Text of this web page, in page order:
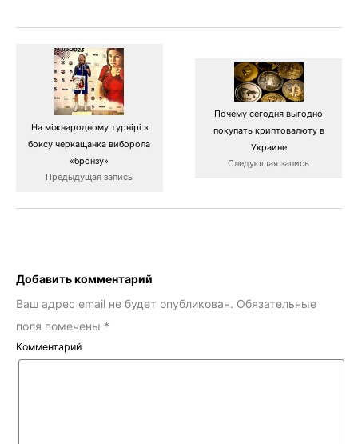
На міжнародному турнірі з
боксу черкащанка виборола
«бронзу»
Предыдущая запись
Почему сегодня выгодно
покупать криптовалюту в
Украине
Следующая запись
Добавить комментарий
Ваш адрес email не будет опубликован. Обязательные
поля помечены *
Комментарий